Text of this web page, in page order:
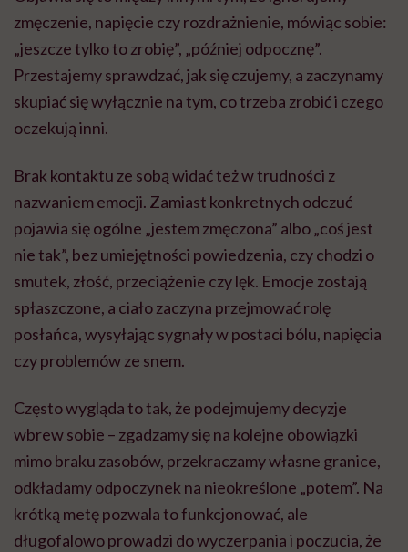
zmęczenie, napięcie czy rozdrażnienie, mówiąc sobie:
„jeszcze tylko to zrobię”, „później odpocznę”.
Przestajemy sprawdzać, jak się czujemy, a zaczynamy
skupiać się wyłącznie na tym, co trzeba zrobić i czego
oczekują inni.
Brak kontaktu ze sobą widać też w trudności z
nazwaniem emocji. Zamiast konkretnych odczuć
pojawia się ogólne „jestem zmęczona” albo „coś jest
nie tak”, bez umiejętności powiedzenia, czy chodzi o
smutek, złość, przeciążenie czy lęk. Emocje zostają
spłaszczone, a ciało zaczyna przejmować rolę
posłańca, wysyłając sygnały w postaci bólu, napięcia
czy problemów ze snem.
Często wygląda to tak, że podejmujemy decyzje
wbrew sobie – zgadzamy się na kolejne obowiązki
mimo braku zasobów, przekraczamy własne granice,
odkładamy odpoczynek na nieokreślone „potem”. Na
krótką metę pozwala to funkcjonować, ale
długofalowo prowadzi do wyczerpania i poczucia, że